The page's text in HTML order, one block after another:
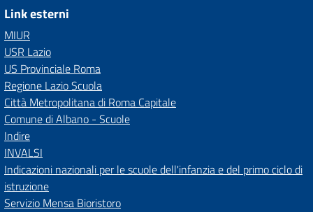
Link esterni
MIUR
USR Lazio
US Provinciale Roma
Regione Lazio Scuola
Città Metropolitana di Roma Capitale
Comune di Albano - Scuole
Indire
INVALSI
Indicazioni nazionali per le scuole dell'infanzia e del primo ciclo di
istruzione
Servizio Mensa Bioristoro